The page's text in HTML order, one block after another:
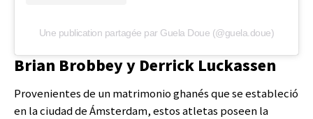
Une publication partagée par Guela Doue (@guela.doue)
Brian Brobbey y Derrick Luckassen
Provenientes de un matrimonio ghanés que se estableció
en la ciudad de Ámsterdam, estos atletas poseen la